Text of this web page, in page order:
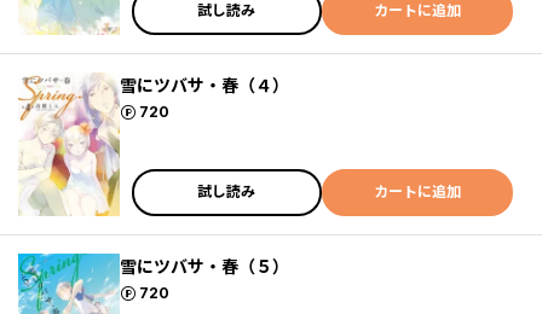
試し読み カートに追加
雪にツバサ・春（４）
720
ポイント
試し読み カートに追加
雪にツバサ・春（５）
720
ポイント